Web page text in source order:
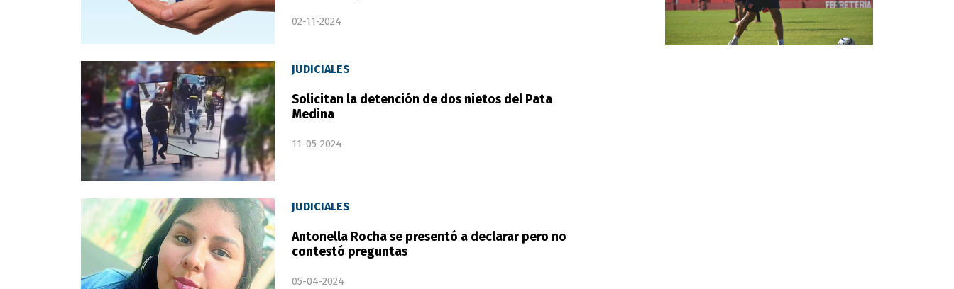
02-11-2024
JUDICIALES
Solicitan la detención de dos nietos del Pata
Medina
11-05-2024
JUDICIALES
Antonella Rocha se presentó a declarar pero no
contestó preguntas
05-04-2024